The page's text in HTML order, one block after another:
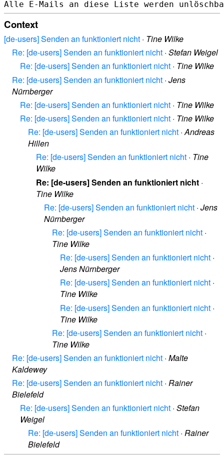
Context
[de-users] Senden an funktioniert nicht · Tine Wilke
Re: [de-users] Senden an funktioniert nicht · Stefan Weigel
Re: [de-users] Senden an funktioniert nicht · Tine Wilke
Re: [de-users] Senden an funktioniert nicht · Jens
Nürnberger
Re: [de-users] Senden an funktioniert nicht · Tine Wilke
Re: [de-users] Senden an funktioniert nicht · Tine Wilke
Re: [de-users] Senden an funktioniert nicht ·Andreas
Hillen
Re: [de-users] Senden an funktioniert nicht · Tine
Wilke
Re: [de-users] Senden an funktioniert nicht ·
Tine Wilke
Re: [de-users] Senden an funktioniert nicht · Jens
Nürnberger
Re: [de-users] Senden an funktioniert nicht ·
Tine Wilke
Re: [de-users] Senden an funktioniert nicht ·
Jens Nürnberger
Re: [de-users] Senden an funktioniert nicht ·
Tine Wilke
Re: [de-users] Senden an funktioniert nicht ·
Tine Wilke
Re: [de-users] Senden an funktioniert nicht ·
Tine Wilke
Re: [de-users] Senden an funktioniert nicht · Malte
Kaldewey
Re: [de-users] Senden an funktioniert nicht · Rainer
Bielefeld
Re: [de-users] Senden an funktioniert nicht · Stefan
Weigel
Re: [de-users] Senden an funktioniert nicht · Rainer
Bielefeld